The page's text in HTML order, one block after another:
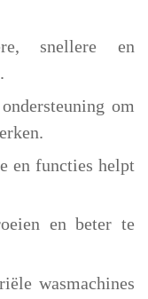
snellere en
om
en functies helpt
en beter te
wasmachines